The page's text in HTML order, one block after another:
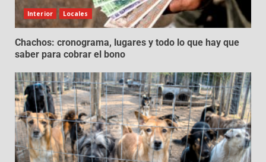
Interior Locales
Chachos: cronograma, lugares y todo lo que hay que
saber para cobrar el bono